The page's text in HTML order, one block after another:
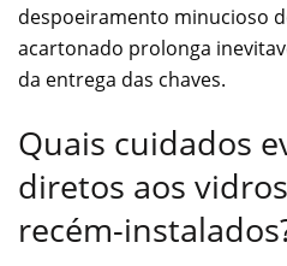
despoeiramento minucioso
acartonado prolonga
da entrega das chaves.
Quais cuidados
diretos aos
recém-